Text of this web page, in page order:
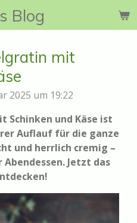
Blog
mit
2025 um 19:22
Schinken und Käse ist
Auflauf für die ganze
und herrlich cremig –
Jetzt das